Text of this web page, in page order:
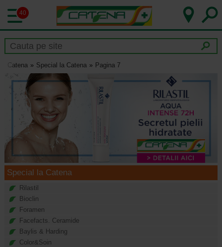
40
Catena Special la Catena Pagina 7
Special la Catena
Rilastil
Bioclin
Foramen
Facefacts. Ceramide
Baylis & Harding
Color&Soin